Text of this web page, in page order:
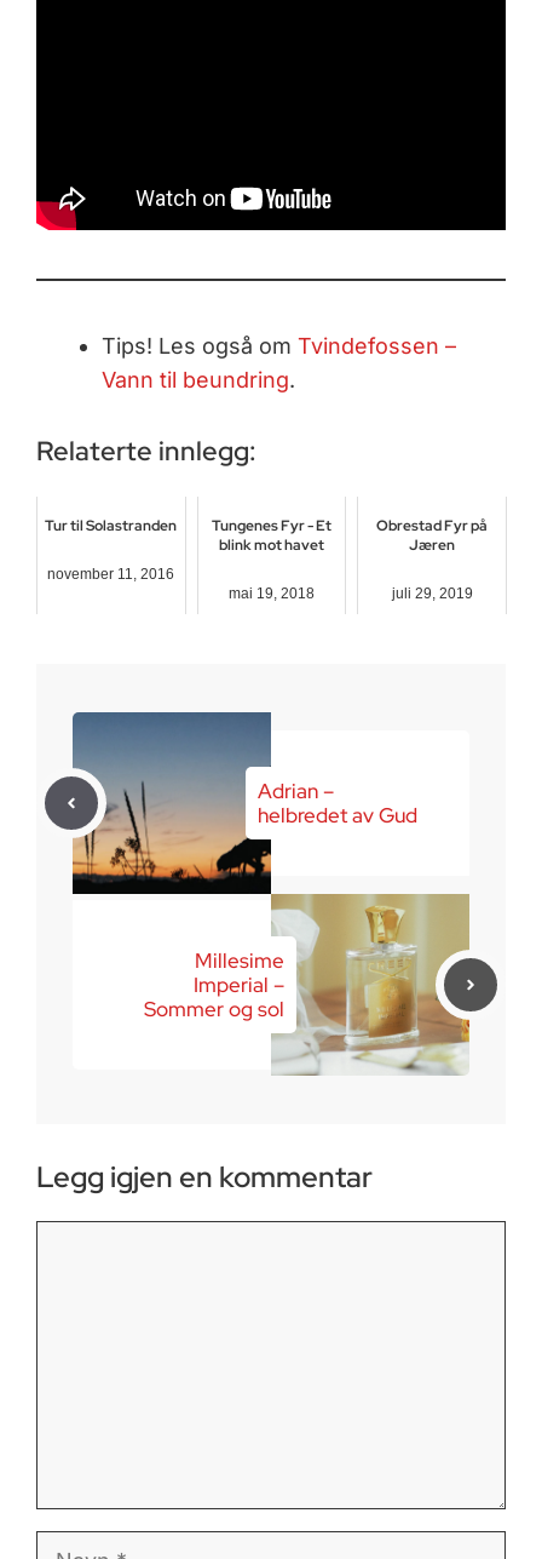
Tips! Les også om Tvindefossen –
Vann til beundring.
Relaterte innlegg:
Tur til Solastranden
november 11, 2016
Tungenes Fyr - Et
blink mot havet
mai 19, 2018
Obrestad Fyr på
Jæren
juli 29, 2019
Adrian –
helbredet av Gud
Millesime
Imperial –
Sommer og sol
Legg igjen en kommentar